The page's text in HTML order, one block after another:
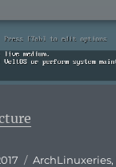
Catégories
ArchLinuxeries,